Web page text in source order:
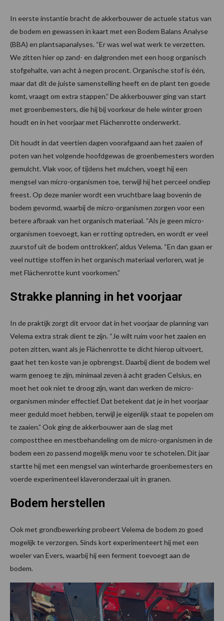
In eerste instantie bracht de akkerbouwer de actuele status van
de bodem en gewassen in kaart met een Bodem Balans Analyse
(BBA) en plantsapanalyses. “Er was wel wat werk te verzetten.
We zitten hier op zand- en dalgronden met een hoog organisch
stofgehalte, van acht à negen procent. Organische stof is één,
maar dat dit de juiste samenstelling heeft en de plant ten goede
komt, vraagt om extra stappen.” De akkerbouwer ging van start
met groenbemesters, die hij bij voorkeur de hele winter groen
houdt en in het voorjaar met Flächenrotte onderwerkt.
Dit houdt in dat veertien dagen voorafgaand aan het zaaien of
poten van het volgende hoofdgewas de groenbemesters worden
gemulcht. Vlak voor, of tijdens het mulchen, voegt hij een
mengsel van micro-organismen toe, terwijl hij het perceel ondiep
freest. Op deze manier wordt een vruchtbare laag bovenin de
bodem gevormd, waarbij de micro-organismen zorgen voor een
betere afbraak van het organisch materiaal. “Als je geen micro-
organismen toevoegt, kan er rotting optreden, en wordt er veel
zuurstof uit de bodem onttrokken”, aldus Velema. “En dan gaan er
veel nuttige stoffen in het organisch materiaal verloren, wat je
met Flächenrotte kunt voorkomen.”
Strakke planning in het voorjaar
In de praktijk zorgt dit ervoor dat in het voorjaar de planning van
Velema extra strak dient te zijn. “Je wilt ruim voor het zaaien en
poten zitten, want als je Flächenrotte te dicht hierop uitvoert,
gaat het ten koste van je opbrengst. Daarbij dient de bodem wel
warm genoeg te zijn, minimaal zeven à acht graden Celsius, en
moet het ook niet te droog zijn, want dan werken de micro-
organismen minder effectief. Dat betekent dat je in het voorjaar
meer geduld moet hebben, terwijl je eigenlijk staat te popelen om
te zaaien.” Ook ging de akkerbouwer aan de slag met
compostthee en mestbehandeling om de micro-organismen in de
bodem een zo passend mogelijk menu voor te schotelen. Dit jaar
startte hij met een mengsel van winterharde groenbemesters en
voerde experimenteel klaveronderzaai uit in granen.
Bodem herstellen
Ook met grondbewerking probeert Velema de bodem zo goed
mogelijk te verzorgen. Sinds kort experimenteert hij met een
woeler van Evers, waarbij hij een ferment toevoegt aan de
bodem.